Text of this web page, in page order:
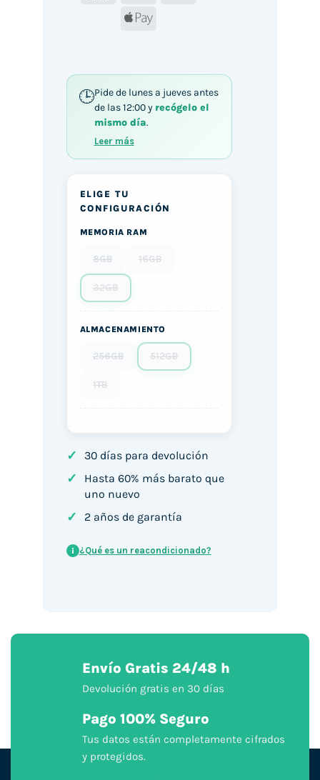
Apple
Pide de lunes a jueves antes
de las 12:00 y recógelo el
mismo día.
Leer más
ELIGE TU
CONFIGURACIÓN
MEMORIA RAM
8GB 16GB
32GB
ALMACENAMIENTO
256GB 512GB
1TB
✓ 30 días para devolución
✓
Hasta 60% más barato que
uno nuevo
✓ 2 años de garantía
i ¿Qué es un reacondicionado?
Envío Gratis 24/48 h
Devolución gratis en 30 días
Pago 100% Seguro
Tus datos están completamente cifrados
y protegidos.